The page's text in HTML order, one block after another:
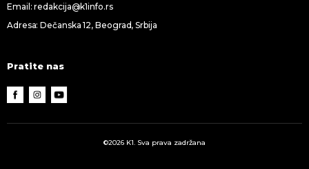
Email:redakcija@k1info.rs
Adresa: Dečanska 12, Beograd, Srbija
Pratite nas
©2026 K1. Sva prava zadržana